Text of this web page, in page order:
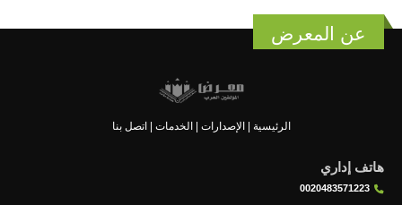
عن المعرض
الرئيسية الإصدارات الخدمات اتصل بنا
هاتف إداري
0020483571223